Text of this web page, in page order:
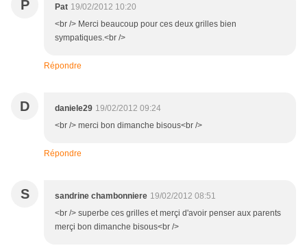
P Pat 19/02/2012 10:20
<br /> Merci beaucoup pour ces deux grilles bien
sympatiques.<br />
Répondre
D daniele29 19/02/2012 09:24
<br /> merci bon dimanche bisous<br />
Répondre
S sandrine chambonniere 19/02/2012 08:51
<br /> superbe ces grilles et merçi d'avoir penser aux parents
merçi bon dimanche bisous<br />